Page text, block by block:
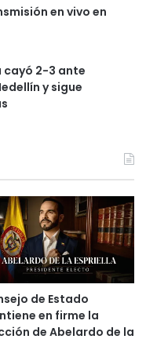
en vivo en
cayó 2-3 ante
y sigue
de Estado
en firme la
de Abelardo de la